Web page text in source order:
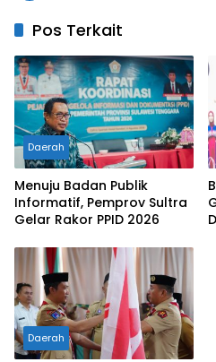
Pos Terkait
Daerah
Menuju Badan Publik
Informatif, Pemprov Sultra
Gelar Rakor PPID 2026
Daerah